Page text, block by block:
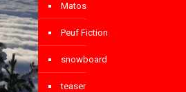
Matos
Peuf Fiction
snowboard
teaser